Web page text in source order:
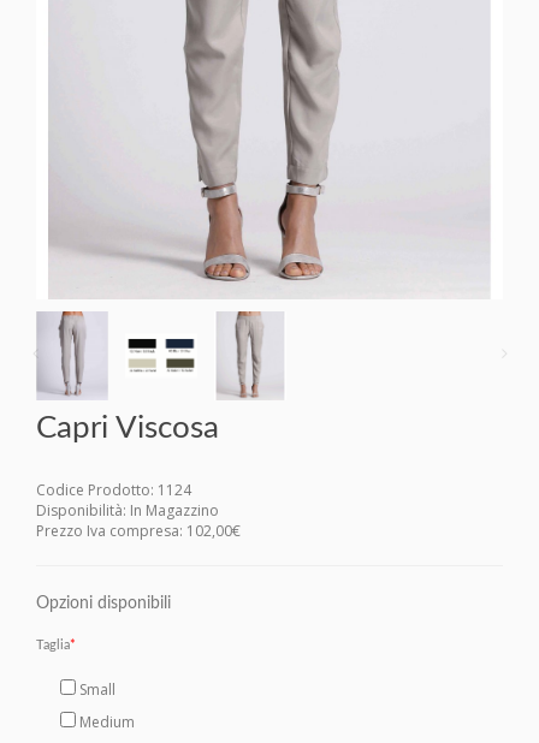
Capri Viscosa
Codice Prodotto: 1124
Disponibilità: In Magazzino
Prezzo Iva compresa: 102,00€
Opzioni disponibili
Taglia
Small
Medium